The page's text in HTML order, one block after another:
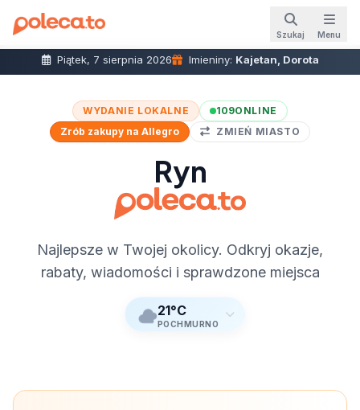
Szukaj Menu
Piątek, 7 sierpnia 2026 Imieniny: Kajetan, Dorota
WYDANIE LOKALNE 109ONLINE
Zrób zakupy na Allegro
ZMIEŃ MIASTO
Ryn
Najlepsze w Twojej okolicy. Odkryj okazje,
rabaty, wiadomości i sprawdzone miejsca
21°C
POCHMURNO